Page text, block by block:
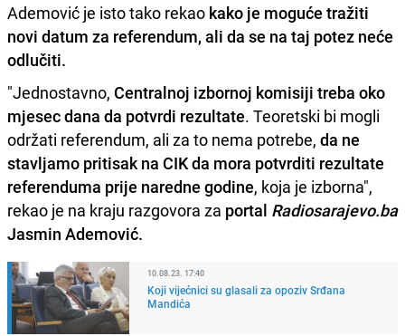
Ademović je isto tako rekao kako je moguće tražiti
novi datum za referendum, ali da se na taj potez neće
odlučiti.
"Jednostavno, Centralnoj izbornoj komisiji treba oko
mjesec dana da potvrdi rezultate. Teoretski bi mogli
održati referendum, ali za to nema potrebe, da ne
stavljamo pritisak na CIK da mora potvrditi rezultate
referenduma prije naredne godine, koja je izborna",
rekao je na kraju razgovora za portal Radiosarajevo.ba
Jasmin Ademović.
10.08.23. 17:40
Koji vijećnici su glasali za opoziv Srđana
Mandića